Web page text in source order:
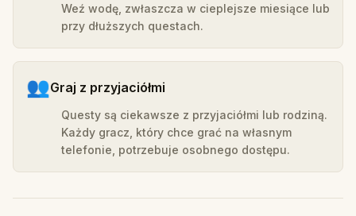
Weź wodę, zwłaszcza w cieplejsze miesiące lub
przy dłuższych questach.
👥Graj z przyjaciółmi
Questy są ciekawsze z przyjaciółmi lub rodziną.
Każdy gracz, który chce grać na własnym
telefonie, potrzebuje osobnego dostępu.